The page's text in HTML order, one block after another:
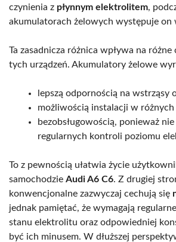
czynienia z płynnym elektrolitem,
akumulatorach żelowych występuje on
Ta zasadnicza różnica wpływa na
tych urządzeń. Akumulatory żelowe
lepszą odpornością na wstrząsy
możliwością instalacji w różnych
bezobsługowością, ponieważ
regularnych kontroli poziomu
To z pewnością ułatwia życie
samochodzie Audi A6 C6. Z drugiej
konwencjonalne zazwyczaj cechują się
jednak pamiętać, że wymagają
stanu elektrolitu oraz odpowiedniej
być ich minusem. W dłuższej